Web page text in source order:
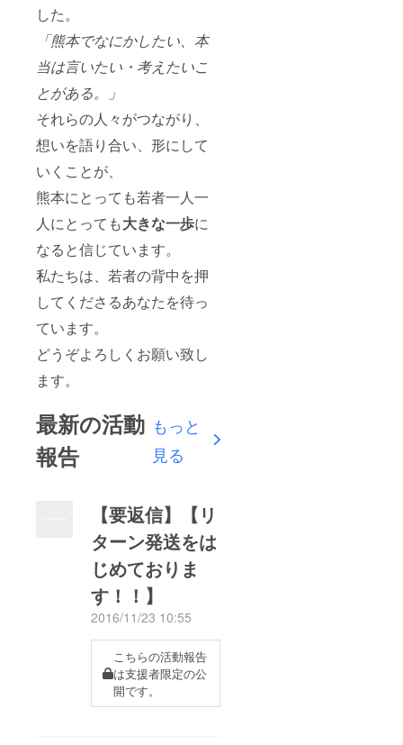
した。
「熊本でなにかしたい、本
当は言いたい・考えたいこ
とがある。」
それらの人々がつながり、
想いを語り合い、形にして
いくことが、
熊本にとっても若者一人一
人にとっても大きな一歩に
なると信じています。
私たちは、若者の背中を押
してくださるあなたを待っ
ています。
どうぞよろしくお願い致し
ます。
最新の活動
報告
もっと
見る
【要返信】【リ
ターン発送をは
じめておりま
す！！】
2016/11/23 10:55
こちらの活動報告
は支援者限定の公
開です。